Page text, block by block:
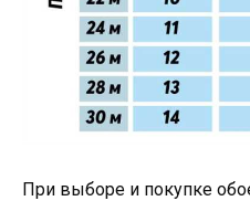
При выборе и покупке